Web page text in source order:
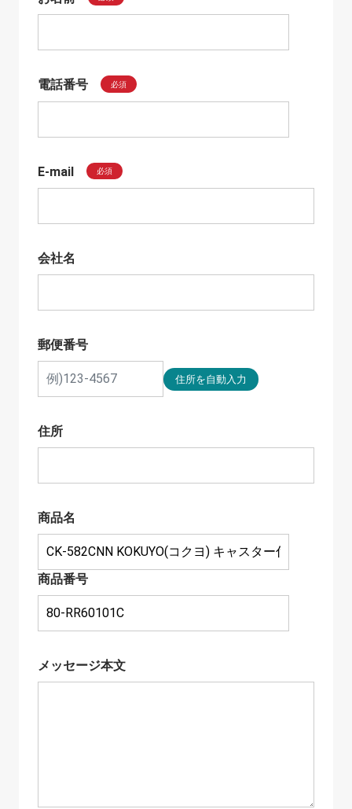
電話番号 必須
E-mail 必須
会社名
郵便番号
住所
商品名
商品番号
メッセージ本文